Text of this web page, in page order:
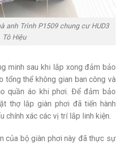
anh Trình P1509 chung cư HUD3
Tô Hiệu
minh sau khi lắp xong đảm bảo
tổng thể không gian ban công và
quần áo khi phơi. Để đảm bảo
thợ lắp giàn phơi đã tiến hành
chính xác các vị trí lắp linh kiện.
của bộ giàn phơi này đã thực sự